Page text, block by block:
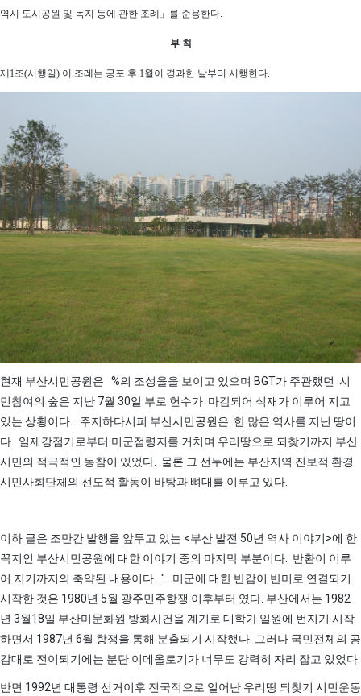
역시 도시공원 및 녹지 등에 관한 조례」를 준용한다.
부 칙
제1조(시행일) 이 조례는 공포 후 1월이 경과한 날부터 시행한다.
현재 부산시민공원은 %의 조성율을 보이고 있으며 BGT가 주관했던 시
민참여의 숲은 지난 7월 30일 부로 헌수가 마감되어 식재가 이루어 지고
있는 상황이다. 주지하다시피 부산시민공원은 한 많은 역사를 지닌 땅이
다. 일제강점기로부터 미군점령지를 거치며 우리땅으로 되찾기까지 부산
시민의 적극적인 동참이 있었다. 물론 그 선두에는 부산지역 진보적 환경
시민사회단체의 선도적 활동이 바탕과 뼈대를 이루고 있다.
이하 글은 조만간 발행을 앞두고 있는 <부산 발전 50년 역사 이야기>에 한
꼭지인 부산시민공원에 대한 이야기 중의 마지막 부분이다. 반환이 이루
어 지기까지의 축약된 내용이다. "...미군에 대한 반감이 반미로 연결되기
시작한 것은 1980년 5월 광주민주항쟁 이후부터 였다. 부산에서는 1982
년 3월18일 부산미문화원 방화사건을 계기로 대학가 일원에 번지기 시작
하면서 1987년 6월 항쟁을 통해 분출되기 시작했다. 그러나 국민전체의 공
감대로 전이되기에는 분단 이데올로기가 너무도 강력히 자리 잡고 있었다.
반면 1992년 대통령 선거이후 전국적으로 일어난 우리땅 되찾기 시민운동